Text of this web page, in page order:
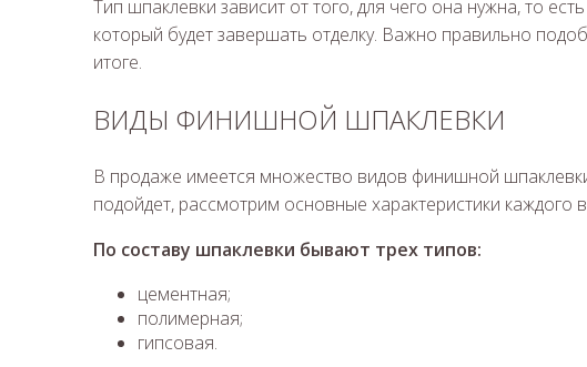
Тип шпаклевки зависит от того, для чего она нужна, то
который будет завершать отделку. Важно правильно
итоге.
ВИДЫ ФИНИШНОЙ ШПАКЛЕВКИ
В продаже имеется множество видов финишной
подойдет, рассмотрим основные характеристики каждого
По составу шпаклевки бывают трех типов:
цементная;
полимерная;
гипсовая.